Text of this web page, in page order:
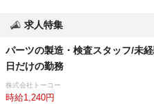
求人特集
パーツの製造・検査スタッフ/未
日だけの勤務
株式会社トーコー
時給1,240円